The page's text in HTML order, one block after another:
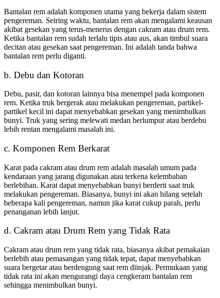
Bantalan rem adalah komponen utama yang bekerja dalam sistem
pengereman. Seiring waktu, bantalan rem akan mengalami keausan
akibat gesekan yang terus-menerus dengan cakram atau drum rem.
Ketika bantalan rem sudah terlalu tipis atau aus, akan timbul suara
decitan atau gesekan saat pengereman. Ini adalah tanda bahwa
bantalan rem perlu diganti.
b. Debu dan Kotoran
Debu, pasir, dan kotoran lainnya bisa menempel pada komponen
rem. Ketika truk bergerak atau melakukan pengereman, partikel-
partikel kecil ini dapat menyebabkan gesekan yang menimbulkan
bunyi. Truk yang sering melewati medan berlumpur atau berdebu
lebih rentan mengalami masalah ini.
c. Komponen Rem Berkarat
Karat pada cakram atau drum rem adalah masalah umum pada
kendaraan yang jarang digunakan atau terkena kelembaban
berlebihan. Karat dapat menyebabkan bunyi berderit saat truk
melakukan pengereman. Biasanya, bunyi ini akan hilang setelah
beberapa kali pengereman, namun jika karat cukup parah, perlu
penanganan lebih lanjut.
d. Cakram atau Drum Rem yang Tidak Rata
Cakram atau drum rem yang tidak rata, biasanya akibat pemakaian
berlebih atau pemasangan yang tidak tepat, dapat menyebabkan
suara bergetar atau berdengung saat rem diinjak. Permukaan yang
tidak rata ini akan mengurangi daya cengkeram bantalan rem
sehingga menimbulkan bunyi.